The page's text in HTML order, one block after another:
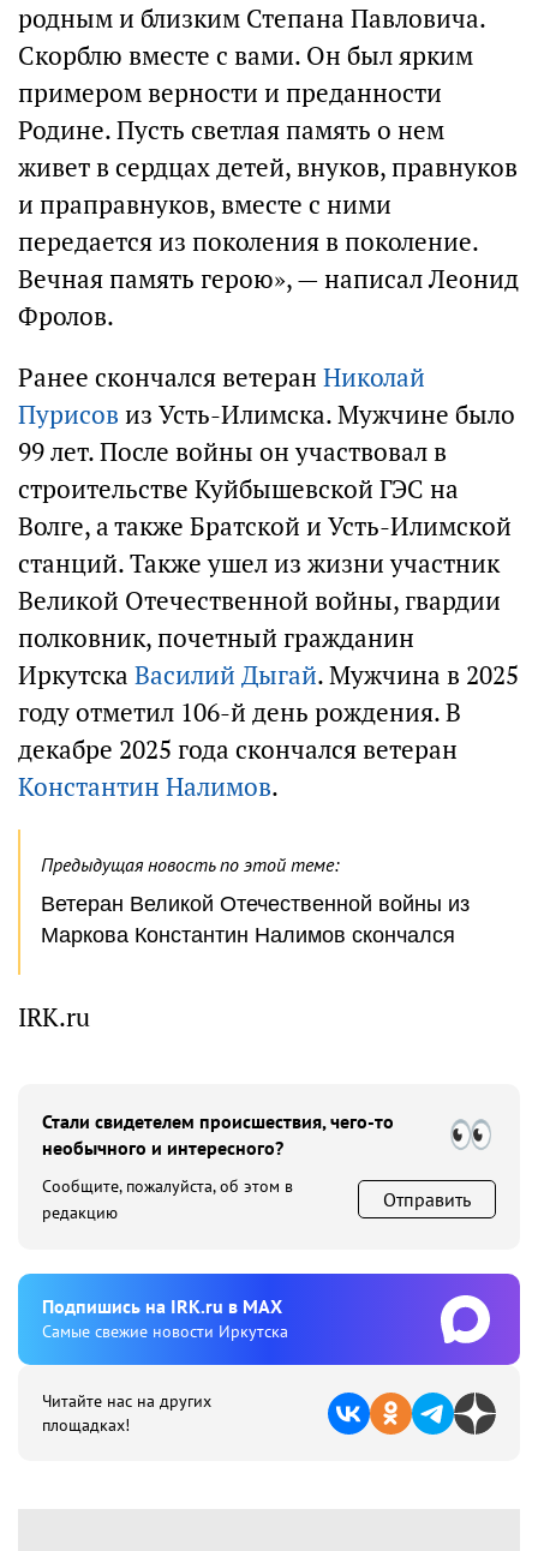
родным и близким Степана Павловича.
Скорблю вместе с вами. Он был ярким
примером верности и преданности
Родине. Пусть светлая память о нем
живет в сердцах детей, внуков, правнуков
и праправнуков, вместе с ними
передается из поколения в поколение.
Вечная память герою», — написал Леонид
Фролов.
Ранее скончался ветеран Николай
Пурисов из Усть-Илимска. Мужчине было
99 лет. После войны он участвовал в
строительстве Куйбышевской ГЭС на
Волге, а также Братской и Усть-Илимской
станций. Также ушел из жизни участник
Великой Отечественной войны, гвардии
полковник, почетный гражданин
Иркутска Василий Дыгай. Мужчина в 2025
году отметил 106-й день рождения. В
декабре 2025 года скончался ветеран
Константин Налимов.
Предыдущая новость по этой теме:
Ветеран Великой Отечественной войны из
Маркова Константин Налимов скончался
IRK.ru
Стали свидетелем происшествия, чего-то
необычного и интересного?
Сообщите, пожалуйста, об этом в
редакцию
Отправить
Подпишиcь на IRK.ru в MAX
Cамые свежие новости Иркутска
Читайте нас на других
площадках!